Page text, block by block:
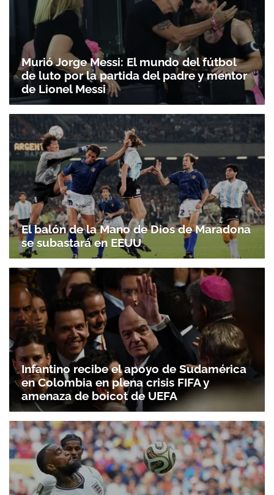
Murió Jorge Messi: El mundo del fútbol
de luto por la partida del padre y mentor
de Lionel Messi
El balón de la Mano de Dios de Maradona
se subastará en EEUU
Infantino recibe el apoyo de Sudamérica
en Colombia en plena crisis FIFA y
amenaza de boicot de UEFA